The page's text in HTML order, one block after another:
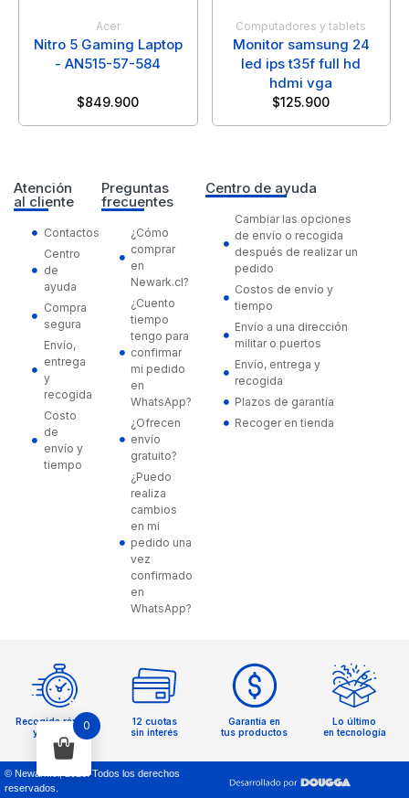
Acer
Nitro 5 Gaming Laptop
- AN515-57-584
$849.900
Computadores y tablets
Monitor samsung 24
led ips t35f full hd
hdmi vga
$125.900
Atención
al cliente
Contactos
Centro
de
ayuda
Compra
segura
Envío,
entrega
y
recogida
Costo
de
envío y
tiempo
Preguntas
frecuentes
¿Cómo
comprar
en
Newark.cl?
¿Cuento
tiempo
tengo para
confirmar
mi pedido
en
WhatsApp?
¿Ofrecen
envío
gratuito?
¿Puedo
realiza
cambios
en mi
pedido una
vez
confirmado
en
WhatsApp?
Centro de ayuda
Cambiar las opciones
de envío o recogida
después de realizar un
pedido
Costos de envío y
tiempo
Envío a una dirección
militar o puertos
Envío, entrega y
recogida
Plazos de garantía
Recoger en tienda
Recogida rápida
y sencilla
12 cuotas
sin interés
Garantía en
tus productos
Lo último
en tecnología
© Newark.cl,
. Todos los derechos
reservados.
0